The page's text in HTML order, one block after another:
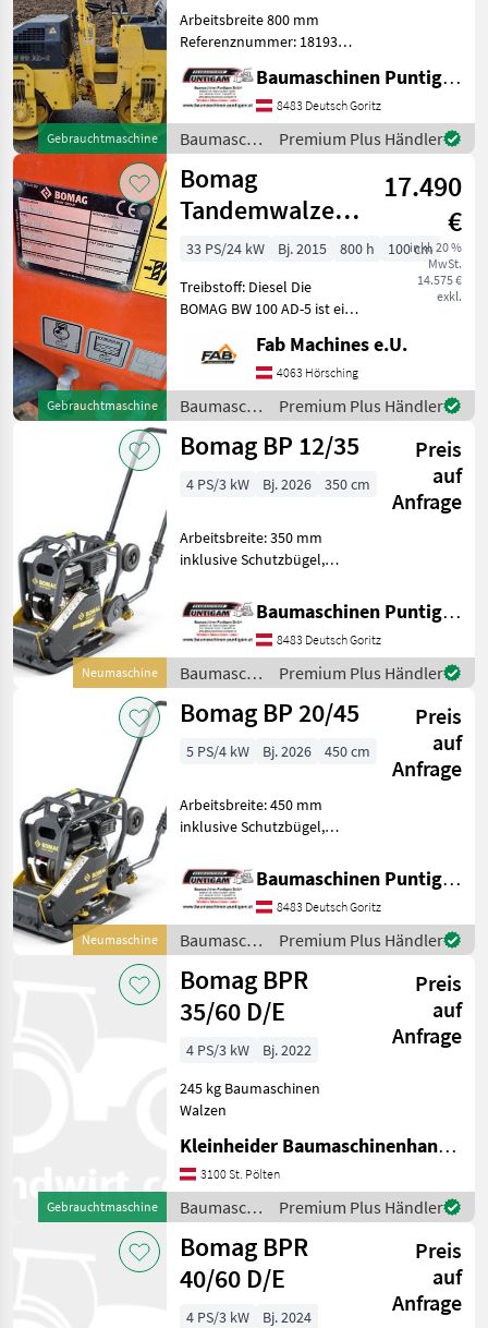
Gebrauchtmaschine
Arbeitsbreite 800 mm
Referenznummer: 18193
GmbH Unser Spezialgebiet:
Ankauf - Verkauf -
Vermietung von
Baumaschinen Besuchen
Sie unsere Bau
Baumaschinen Puntigam GmbH
8483 Deutsch Goritz
Baumaschinen
/ Bomag
Premium Plus Händler
Gebrauchtmaschine
Bomag
Tandemwalze
BW100 AD-5
Kubota
17.490
€
inkl. 20 %
MwSt.
14.575 €
exkl.
33 PS/24 kW Bj. 2015 800 h
100 cm
Treibstoff: Diesel Die
BOMAG BW 100 AD-5 ist eine
Tandem-Vibrationswalze,
die speziell für die
Asphaltverdichtung und
Instandsetzungsarbeiten
Fab Machines e.U.
4063 Hörsching
Baumaschinen
/ Bomag
Premium Plus Händler
Neumaschine
Bomag BP 12/35
Preis
auf
Anfrage
4 PS/3 kW Bj. 2026 350 cm
Arbeitsbreite: 350 mm
inklusive Schutzbügel,
Kunststoffmatte optional
gegen Aufpreis verfügbar
Referenznummer: 19437
Baumaschinen Puntigam
Gmb
Baumaschinen Puntigam GmbH
8483 Deutsch Goritz
Baumaschinen
/ Bomag
Premium Plus Händler
Neumaschine
Bomag BP 20/45
Preis
auf
Anfrage
5 PS/4 kW Bj. 2026 450 cm
Arbeitsbreite: 450 mm
inklusive Schutzbügel,
Kunststoffmatte optional
gegen Aufpreis verfügbar
Referenznummer: 19440
Baumaschinen Puntigam
Gmb
Baumaschinen Puntigam GmbH
8483 Deutsch Goritz
Baumaschinen
/ Bomag
Premium Plus Händler
Gebrauchtmaschine
Bomag BPR
35/60 D/E
Preis
auf
Anfrage
4 PS/3 kW
Bj. 2022
245 kg Baumaschinen
Walzen
Kleinheider Baumaschinenhandel GmbH.
3100 St. Pölten
Baumaschinen
/ Bomag
Premium Plus Händler
Bomag BPR
40/60 D/E
Preis
auf
Anfrage
4 PS/3 kW
Bj. 2024